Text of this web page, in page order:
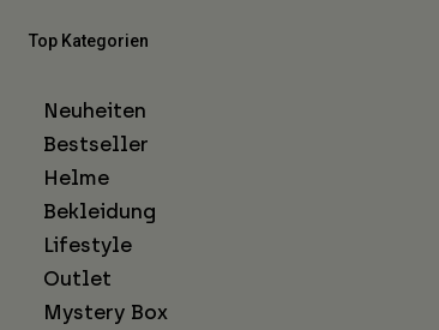
Top Kategorien
Neuheiten
Bestseller
Helme
Bekleidung
Lifestyle
Outlet
Mystery Box